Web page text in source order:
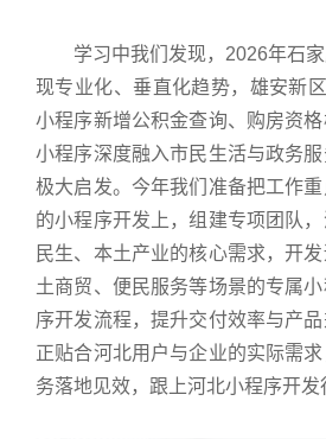
学习中我们发现，2026年石家
现专业化、垂直化趋势，雄安新
小程序新增公积金查询、购房资
小程序深度融入市民生活与政务
极大启发。今年我们准备把工作
的小程序开发上，组建专项团队，
民生、本土产业的核心需求，开
土商贸、便民服务等场景的专属
序开发流程，提升交付效率与产
正贴合河北用户与企业的实际需
务落地见效，跟上河北小程序开发